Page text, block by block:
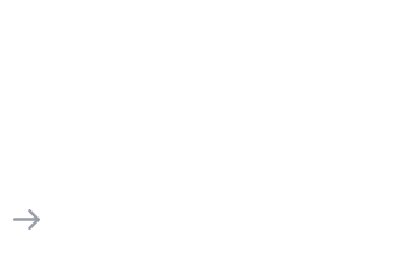
Avec mon fauteuil, AIDADOMI est là pour